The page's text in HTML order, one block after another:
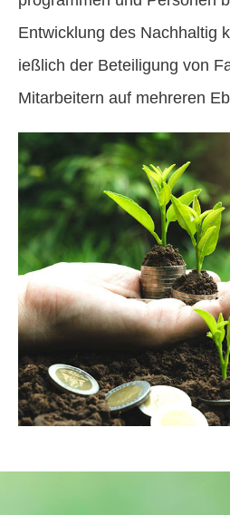
Entwicklung des Nachhaltig
ießlich der Beteiligung von
Mitarbeitern auf mehreren